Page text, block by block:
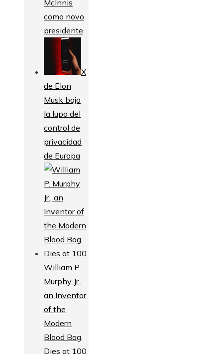
McInnis
como novo
presidente
X
de Elon
Musk bajo
la lupa del
control de
privacidad
de Europa
William P.
Murphy Jr.,
an Inventor
of the
Modern
Blood Bag,
Dies at 100